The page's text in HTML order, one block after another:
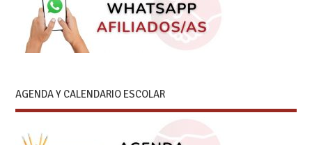
AGENDA Y CALENDARIO ESCOLAR